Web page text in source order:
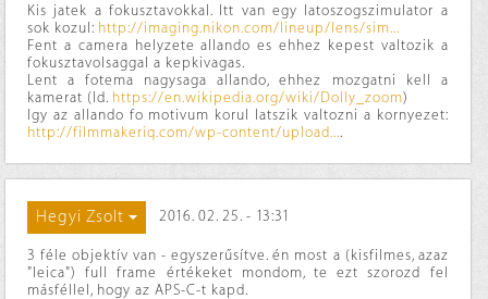
Kis jatek a fokusztavokkal. Itt van egy latoszogszimulator a
sok kozul: http://imaging.nikon.com/lineup/lens/sim...
Fent a camera helyzete allando es ehhez kepest valtozik a
fokusztavolsaggal a kepkivagas.
Lent a fotema nagysaga allando, ehhez mozgatni kell a
kamerat (ld. https://en.wikipedia.org/wiki/Dolly_zoom)
Igy az allando fo motivum korul latszik valtozni a kornyezet:
http://filmmakeriq.com/wp-content/upload....
Hegyi Zsolt 2016. 02. 25. - 13:31
3 féle objektív van - egyszerűsítve. én most a (kisfilmes, azaz
"leica") full frame értékeket mondom, te ezt szorozd fel
másféllel, hogy az APS-C-t kapd.